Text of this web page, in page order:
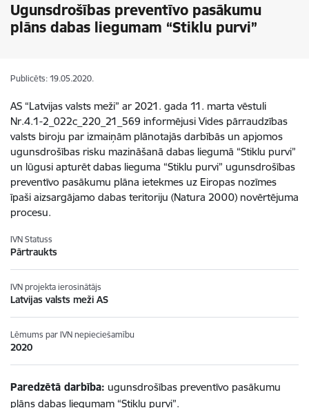
Ugunsdrošības preventīvo pasākumu
plāns dabas liegumam “Stiklu purvi”
Publicēts: 19.05.2020.
AS “Latvijas valsts meži” ar 2021. gada 11. marta vēstuli
Nr.4.1-2_022c_220_21_569 informējusi Vides pārraudzības
valsts biroju par izmaiņām plānotajās darbībās un apjomos
ugunsdrošības risku mazināšanā dabas liegumā “Stiklu purvi”
un lūgusi apturēt dabas lieguma “Stiklu purvi” ugunsdrošības
preventīvo pasākumu plāna ietekmes uz Eiropas nozīmes
īpaši aizsargājamo dabas teritoriju (Natura 2000) novērtējuma
procesu.
IVN Statuss
Pārtraukts
IVN projekta ierosinātājs
Latvijas valsts meži AS
Lēmums par IVN nepieciešamību
2020
Paredzētā darbība: ugunsdrošības preventīvo pasākumu
plāns dabas liegumam “Stiklu purvi”.